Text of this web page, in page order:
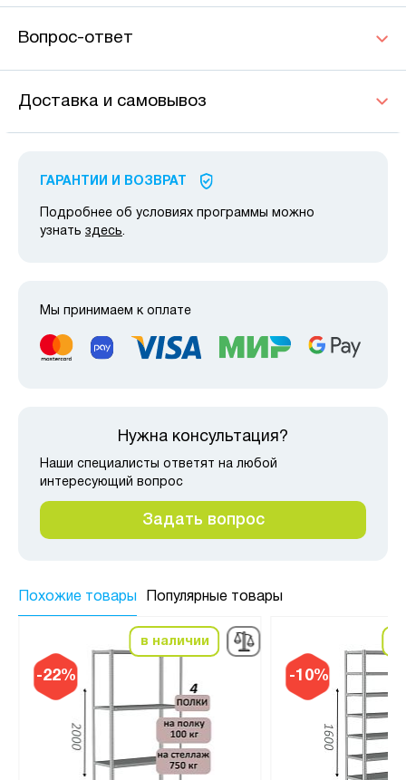
Вопрос-ответ
Доставка и самовывоз
ГАРАНТИИ И ВОЗВРАТ
Подробнее об условиях программы можно
узнать здесь.
Мы принимаем к оплате
Нужна консультация?
Наши специалисты ответят на любой
интересующий вопрос
Задать вопрос
Похожие товары Популярные товары
-22%
в наличии
-10%